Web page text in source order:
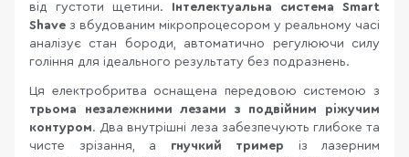
від густоти щетини. Інтелектуальна система Smart
Shave з вбудованим мікропроцесором у реальному часі
аналізує стан бороди, автоматично регулюючи силу
гоління для ідеального результату без подразнень.
Ця електробритва оснащена передовою системою з
трьома незалежними лезами
з подвійним ріжучим
контуром. Два внутрішні леза забезпечують глибоке та
чисте зрізання, а
гнучкий тример із лазерним